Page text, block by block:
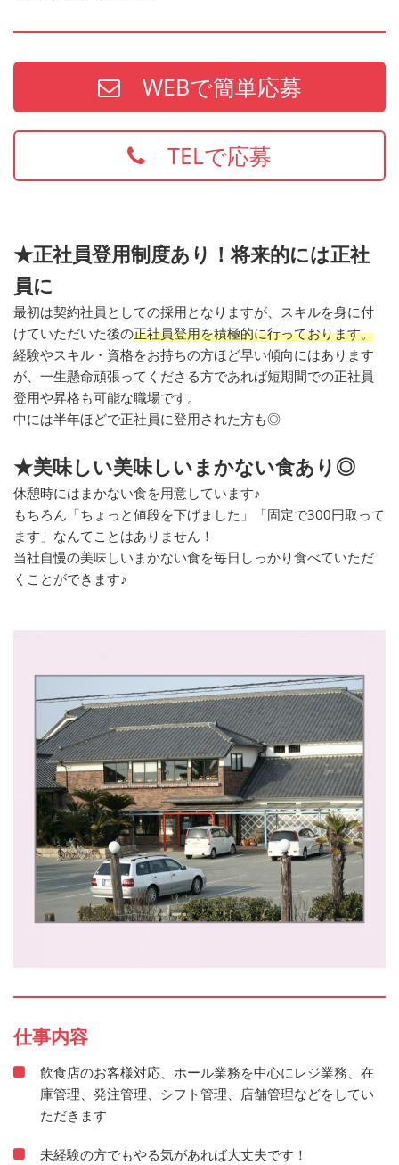
WEBで簡単応募
TELで応募
★正社員登用制度あり！将来的には正社
員に
最初は契約社員としての採用となりますが、スキルを身に付
けていただいた後の正社員登用を積極的に行っております。
経験やスキル・資格をお持ちの方ほど早い傾向にはあります
が、一生懸命頑張ってくださる方であれば短期間での正社員
登用や昇格も可能な職場です。
中には半年ほどで正社員に登用された方も◎
★美味しい美味しいまかない食あり◎
休憩時にはまかない食を用意しています♪
もちろん「ちょっと値段を下げました」「固定で300円取って
ます」なんてことはありません！
当社自慢の美味しいまかない食を毎日しっかり食べていただ
くことができます♪
仕事内容
飲食店のお客様対応、ホール業務を中心にレジ業務、在
庫管理、発注管理、シフト管理、店舗管理などをしてい
ただきます
未経験の方でもやる気があれば大丈夫です！